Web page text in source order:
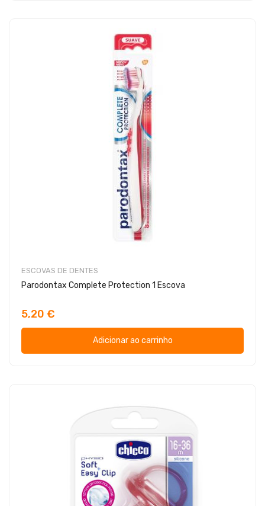
ESCOVAS DE DENTES
Parodontax Complete Protection 1 Escova
5,20 €
Adicionar ao carrinho